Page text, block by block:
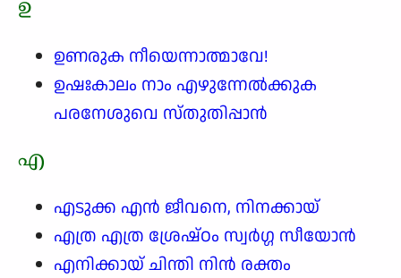
ഉ
ഉണരുക നീയെന്നാത്മാവേ!
ഉഷഃകാലം നാം എഴുന്നേൽക്കുക
പരനേശുവെ സ്തുതിപ്പാൻ
എ
എടുക്ക എൻ ജീവനെ, നിനക്കായ്
എത്ര എത്ര ശ്രേഷ്ഠം സ്വർഗ്ഗ സീയോൻ
എനിക്കായ് ചിന്തി നിൻ രക്തം